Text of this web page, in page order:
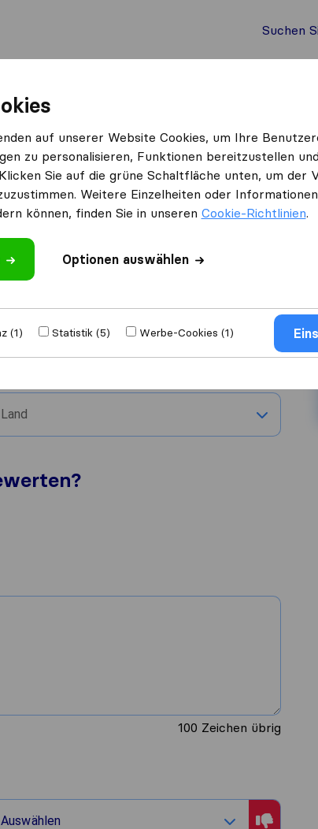
Suchen
nach
Stadt
Land
100 Zeichen übrig
Auswählen
auf unserer Website Cookies, um Ihre
zu personalisieren, Funktionen bereitzustellen
Sie auf die grüne Schaltfläche unten, um der
Weitere Einzelheiten oder
können, finden Sie in unseren Cookie-Richtlinien.
Optionen auswählen
(1) Statistik (5) Werbe-Cookies (1)